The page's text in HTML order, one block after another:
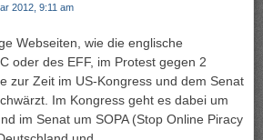
2012, 9:11 am
Webseiten, wie die englische
oder des EFF, im Protest gegen 2
zur Zeit im US-Kongress und dem Senat
Im Kongress geht es dabei um
im Senat um SOPA (Stop Online Piracy